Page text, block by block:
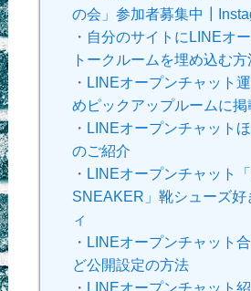
の会」参加者募集中
・ 自分のサイトにLINEオ
トークルームを埋め込む方
・ LINEオープンチャット
めピックアップルームに掲
・ LINEオープンチャット
のご紹介
・ LINEオープンチャット
SNEAKER」靴シューズ好
ィ
・ LINEオープンチャット
ど公開設定の方法
・ LINEオープンチャット